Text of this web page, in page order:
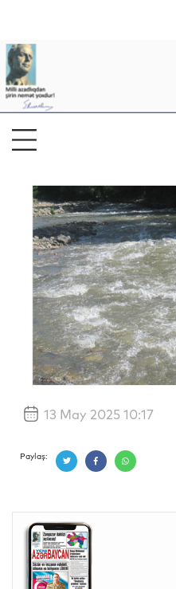
13 May 2025 10:17
Paylaş: